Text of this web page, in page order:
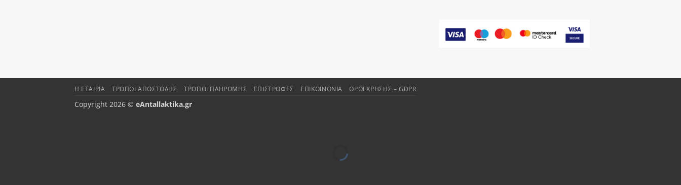
Η ΕΤΑΙΡΊΑ ΤΡΌΠΟΙ ΑΠΟΣΤΟΛΉΣ ΤΡΌΠΟΙ ΠΛΗΡΩΜΉΣ ΕΠΙΣΤΡΟΦΈΣ ΕΠΙΚΟΙΝΩΝΊΑ ΌΡΟΙ ΧΡΉΣΗΣ – GDPR
Copyright 2026 © eAntallaktika.gr